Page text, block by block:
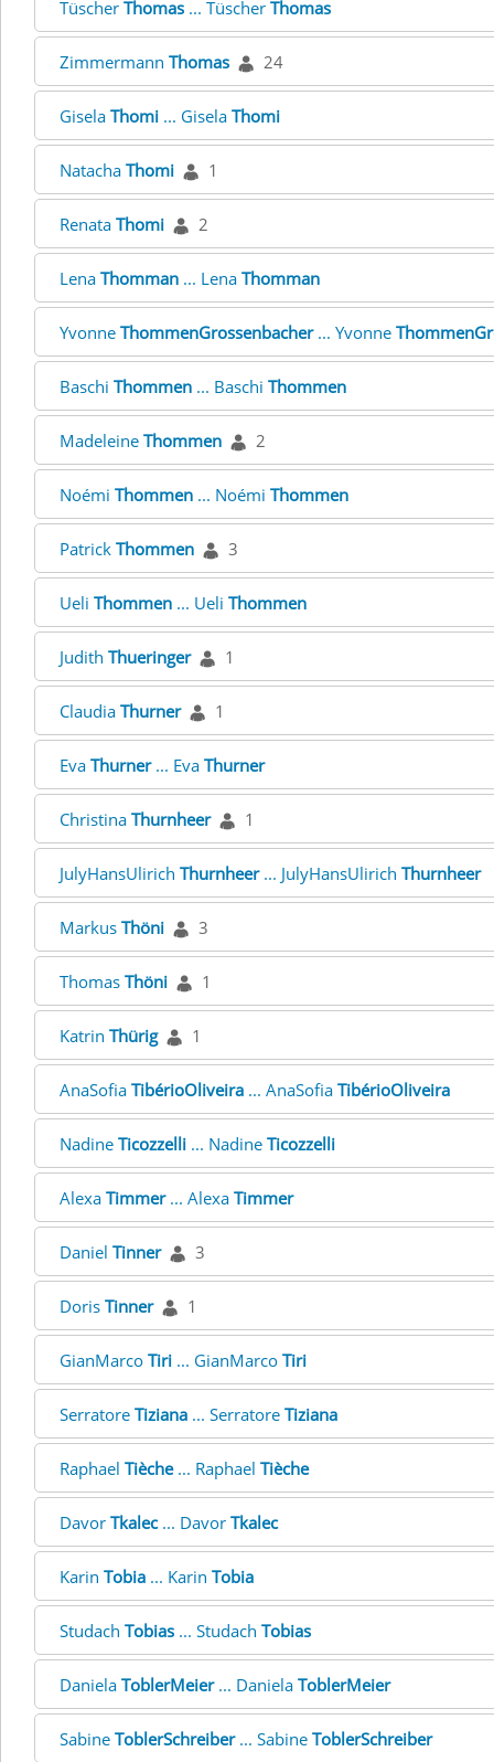
Tüscher Thomas ... Tüscher Thomas
Zimmermann Thomas 24
Gisela Thomi ... Gisela Thomi
Natacha Thomi 1
Renata Thomi 2
Lena Thomman ... Lena Thomman
Yvonne ThommenGrossenbacher... Yvonne
Baschi Thommen ... Baschi Thommen
Madeleine Thommen 2
Noémi Thommen ... Noémi Thommen
Patrick Thommen 3
Ueli Thommen ... Ueli Thommen
Judith Thueringer 1
Claudia Thurner 1
Eva Thurner... Eva Thurner
Christina Thurnheer 1
JulyHansUlirich Thurnheer... JulyHansUlirich Thurnheer
Markus Thöni 3
Thomas Thöni 1
Katrin Thürig 1
AnaSofia TibérioOliveira ... AnaSofia TibérioOliveira
Nadine Ticozzelli ... Nadine Ticozzelli
Alexa Timmer... Alexa Timmer
Daniel Tinner 3
Doris Tinner 1
GianMarco Tiri ... GianMarco Tiri
Serratore Tiziana ... Serratore Tiziana
Raphael Tièche... Raphael Tièche
Davor Tkalec... Davor Tkalec
Karin Tobia ... Karin Tobia
Studach Tobias ... Studach Tobias
Daniela ToblerMeier... Daniela ToblerMeier
Sabine ToblerSchreiber... Sabine ToblerSchreiber